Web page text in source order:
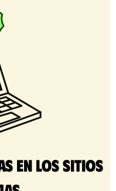
en los sitios